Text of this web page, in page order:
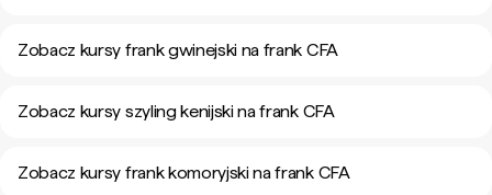
Zobacz kursy frank gwinejski na frank CFA
Zobacz kursy szyling kenijski na frank CFA
Zobacz kursy frank komoryjski na frank CFA